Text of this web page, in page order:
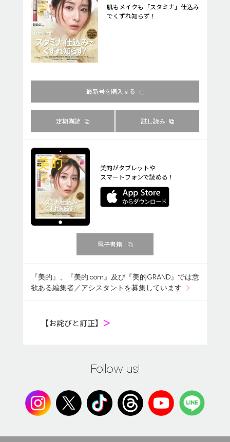
肌もメイクも「スタミナ」仕込み
でくずれ知らず！
最新号を購入する
定期購読 試し読み
美的がタブレットや
スマートフォンで読める！
電子書籍
『美的』、『美的.com』及び『美的GRAND』では意
欲ある編集者／アシスタントを募集しています
【お詫びと訂正】 ＞
Follow us!